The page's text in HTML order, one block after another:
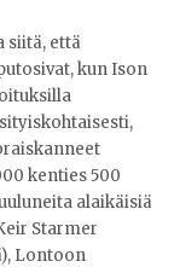
siitä, että
kun Ison
kenties 500
alaikäisiä
Starmer
Lontoon